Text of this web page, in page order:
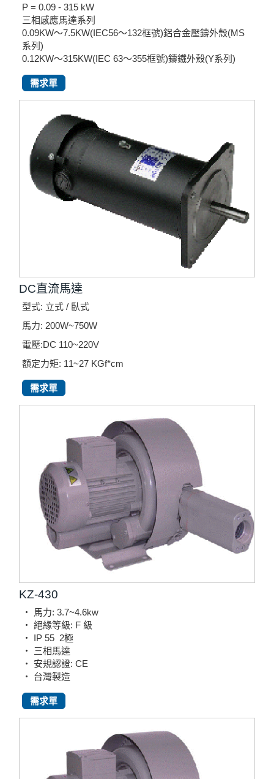
P = 0.09 - 315 kW
三相感應馬達系列
0.09KW～7.5KW(IEC56～132框號)鋁合金壓鑄外殼(MS
系列)
0.12KW～315KW(IEC 63～355框號)鑄鐵外殼(Y系列)
需求單
DC直流馬達
型式: 立式 / 臥式
馬力: 200W~750W
電壓:DC 110~220V
額定力矩: 11~27 KGf*cm
需求單
KZ-430
‧ 馬力: 3.7~4.6kw
‧ 絕緣等級: F 級
‧ IP 55 2極
‧ 三相馬達
‧ 安規認證: CE
‧ 台灣製造
需求單